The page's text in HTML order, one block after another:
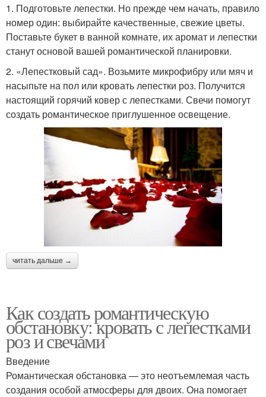
1. Подготовьте лепестки. Но прежде чем начать, правило
номер один: выбирайте качественные, свежие цветы.
Поставьте букет в ванной комнате, их аромат и лепестки
станут основой вашей романтической планировки.
2. «Лепестковый сад». Возьмите микрофибру или мяч и
насыпьте на пол или кровать лепестки роз. Получится
настоящий горячий ковер с лепестками. Свечи помогут
создать романтическое приглушенное освещение.
читать дальше →
Как создать романтическую
обстановку: кровать с лепестками
роз и свечами
Введение
Романтическая обстановка — это неотъемлемая часть
создания особой атмосферы для двоих. Она помогает